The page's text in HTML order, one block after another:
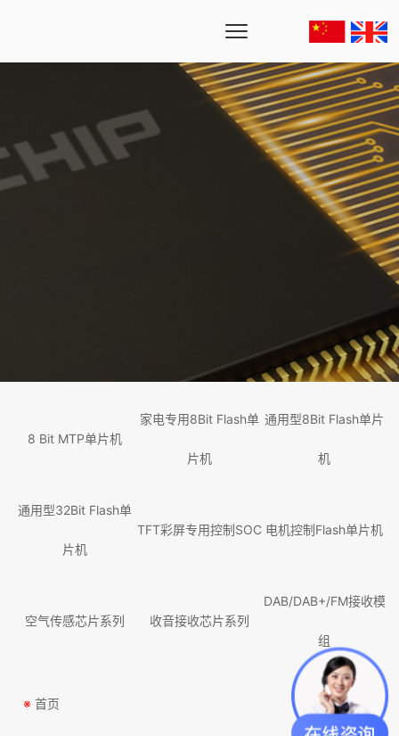
8 Bit MTP单片机
家电专用8Bit Flash单
片机
通用型8Bit Flash单片
机
通用型32Bit Flash单
片机
TFT彩屏专用控制SOC 电机控制Flash单片机
空气传感芯片系列 收音接收芯片系列
DAB/DAB+/FM接收模
组
※ 首页